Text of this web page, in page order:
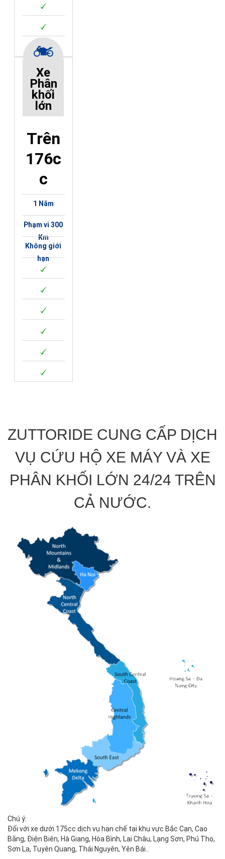
Xe
Phân
khối
lớn
Trên
176c
c
1 Năm
Phạm vi 300
Km
Không giới
hạn
ZUTTORIDE CUNG CẤP DỊCH
VỤ CỨU HỘ XE MÁY VÀ XE
PHÂN KHỐI LỚN 24/24 TRÊN
CẢ NƯỚC.
Chú ý:
Đối với xe dưới 175cc dịch vụ hạn chế tại khu vực Bắc Cạn, Cao
Bằng, Điện Biên, Hà Giang, Hòa Bình, Lai Châu, Lạng Sơn, Phú Thọ,
Sơn La, Tuyên Quang, Thái Nguyên, Yên Bái..